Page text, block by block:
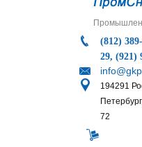
(812)
29, (921)
194291
72